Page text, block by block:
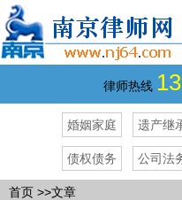
律师热线
婚姻家庭 遗产继
债权债务 公司法
首页 >>文章